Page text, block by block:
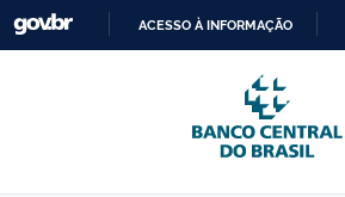
Skip to main content
PARA
O
CONTEÚDO
ACESSO À INFORMAÇÃO